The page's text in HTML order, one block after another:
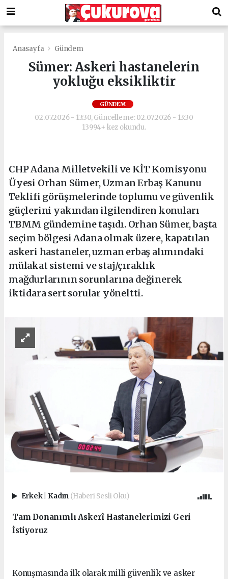
Anasayfa Gündem
Sümer: Askeri hastanelerin
yokluğu eksikliktir
GÜNDEM
02.07.2026 - 13:30, Güncelleme: 02.07.2026 - 13:30
13994+ kez okundu.
CHP Adana Milletvekili ve KİT Komisyonu
Üyesi Orhan Sümer, Uzman Erbaş Kanunu
Teklifi görüşmelerinde toplumu ve güvenlik
güçlerini yakından ilgilendiren konuları
TBMM gündemine taşıdı. Orhan Sümer, başta
seçim bölgesi Adana olmak üzere, kapatılan
askeri hastaneler, uzman erbaş alımındaki
mülakat sistemi ve staj/çıraklık
mağdurlarının sorunlarına değinerek
iktidara sert sorular yöneltti.
Erkek Kadın (Haberi Sesli Oku)
Tam Donanımlı Askerî Hastanelerimizi Geri
İstiyoruz
Konuşmasında ilk olarak milli güvenlik ve asker